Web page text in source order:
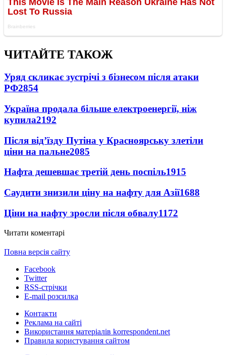
ЧИТАЙТЕ ТАКОЖ
Уряд скликає зустрічі з бізнесом після атаки
РФ2854
Україна продала більше електроенергії, ніж
купила2192
Після від’їзду Путіна у Красноярську злетіли
ціни на пальне2085
Нафта дешевшає третій день поспіль1915
Саудити знизили ціну на нафту для Азії1688
Ціни на нафту зросли після обвалу1172
Читати коментарі
Повна версія сайту
Facebook
Twitter
RSS-стрічки
E-mail розсилка
Контакти
Реклама на сайті
Використання матеріалів korrespondent.net
Правила користування сайтом